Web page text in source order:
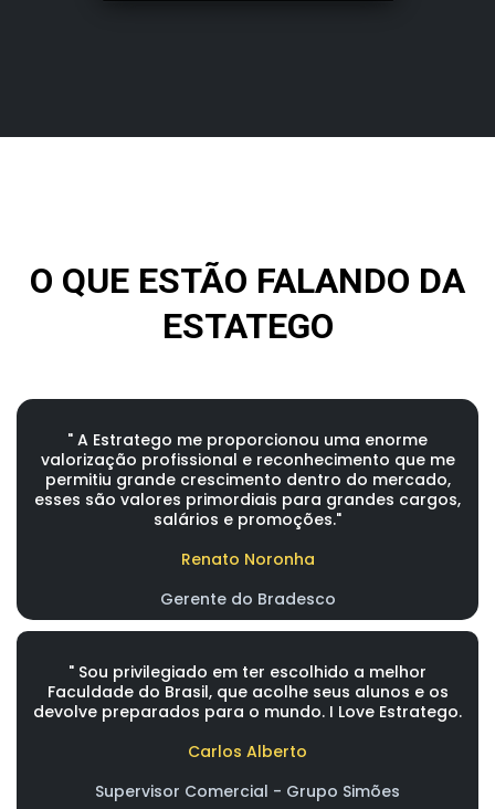
O QUE ESTÃO FALANDO DA
ESTATEGO
" A Estratego me proporcionou uma enorme
valorização profissional e reconhecimento que me
permitiu grande crescimento dentro do mercado,
esses são valores primordiais para grandes cargos,
salários e promoções."
Renato Noronha
Gerente do Bradesco
" Sou privilegiado em ter escolhido a melhor
Faculdade do Brasil, que acolhe seus alunos e os
devolve preparados para o mundo. I Love Estratego.
Carlos Alberto
Supervisor Comercial - Grupo Simões